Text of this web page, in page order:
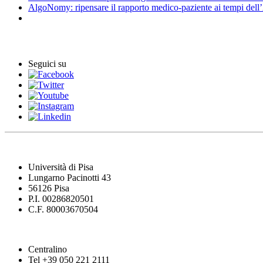
AlgoNomy: ripensare il rapporto medico-paziente ai tempi
Seguici su
Università di Pisa
Lungarno Pacinotti 43
56126 Pisa
P.I. 00286820501
C.F. 80003670504
Centralino
Tel +39 050 221 2111